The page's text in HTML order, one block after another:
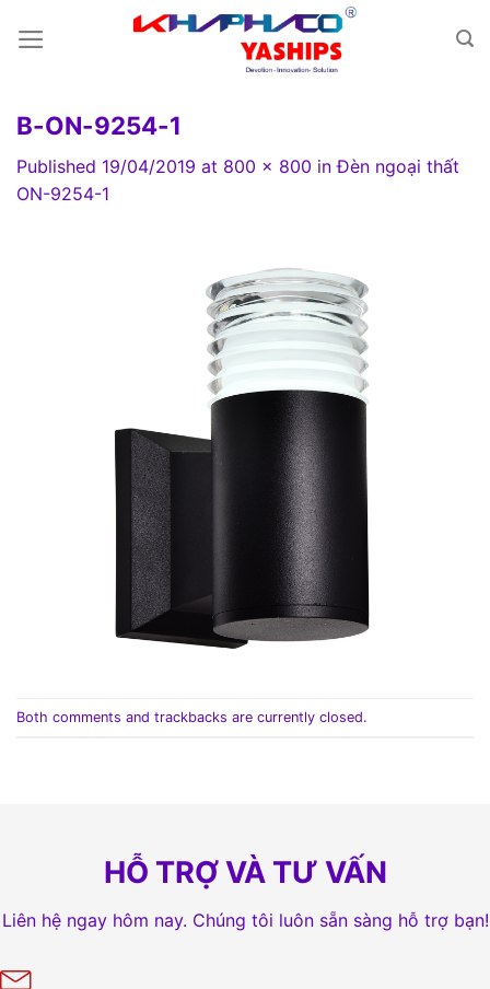
B-ON-9254-1
Published 19/04/2019 at 800 × 800 inĐèn ngoại thất
ON-9254-1
Both comments and trackbacks are currently closed.
HỖ TRỢ VÀ TƯ VẤN
Liên hệ ngay hôm nay. Chúng tôi luôn sẵn sàng hỗ trợ bạn!